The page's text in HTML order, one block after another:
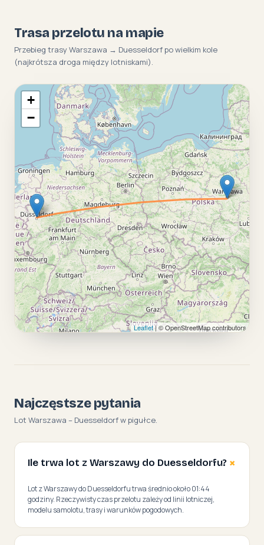
Trasa przelotu na mapie
Przebieg trasy Warszawa → Duesseldorf po wielkim kole
(najkrótsza droga między lotniskami).
+
−
Leaflet| © OpenStreetMap contributors
Najczęstsze pytania
Lot Warszawa – Duesseldorf w pigułce.
Ile trwa lot z Warszawy do Duesseldorfu?
Lot z Warszawy do Duesseldorfu trwa średnio około 01:44
godziny. Rzeczywisty czas przelotu zależy od linii lotniczej,
modelu samolotu, trasy i warunków pogodowych.